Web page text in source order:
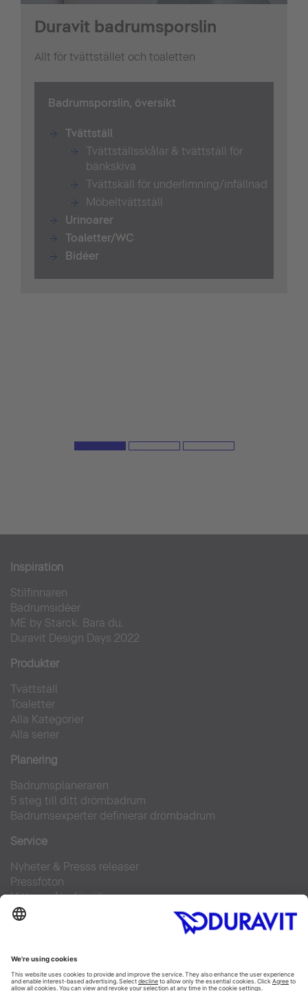
Duravit badrumsporslin
Allt för tvättstället och toaletten
Badrumsporslin, översikt
Tvättställ
Tvättställsskålar & tvättställ för
bänkskiva
Tvättskäll för underlimning/infällnad
Möbeltvättställ
Urinoarer
Toaletter/WC
Bidéer
Inspiration
Stilfinnaren
Badrumsidéer
ME by Starck. Bara du.
Duravit Design Days 2022
Produkter
Tvättställ
Toaletter
Alla Kategorier
Alla serier
Planering
Badrumsplaneraren
5 steg till ditt drömbadrum
Badrumsexperter definierar drömbadrum
Service
Nyheter & Presss releaser
Pressfoton
Hitta en återförsäljare
FAQs
Facebook
Instagram